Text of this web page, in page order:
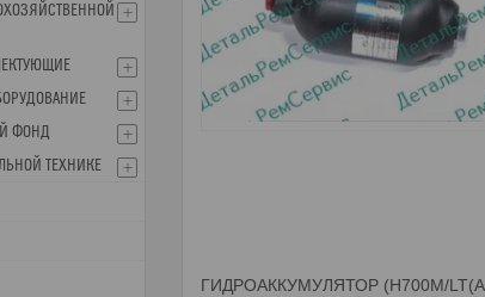
ГИДРОАККУМУЛЯТОР (H700M/
ФОНД
ТЕХНИКЕ